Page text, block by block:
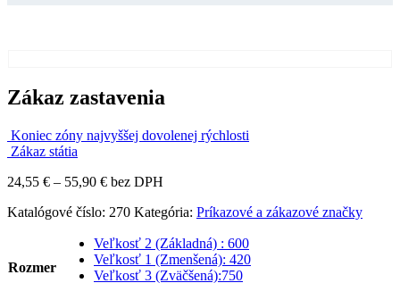
Zákaz zastavenia
Koniec zóny najvyššej dovolenej rýchlosti
Zákaz státia
24,55 € – 55,90 €Price
24,55 €
55,90 €
bez DPH
Katalógové číslo: 270 Kategória: Príkazové a zákazové značky
Rozmer
Veľkosť 2 (Základná) : 600
Veľkosť 1 (Zmenšená): 420
Veľkosť 3 (Zväčšená):750